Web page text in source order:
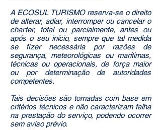
A ECOSUL TURISMO reserva-se o direito
de alterar, adiar, interromper ou cancelar o
charter, total ou parcialmente, antes ou
após o seu início, sempre que tal medida
se fizer necessária por razões de
segurança, meteorológicas ou marítimas,
técnicas ou operacionais, de força maior
ou por determinação de autoridades
competentes.
Tais decisões são tomadas com base em
critérios técnicos e não caracterizam falha
na prestação do serviço, podendo ocorrer
sem aviso prévio.